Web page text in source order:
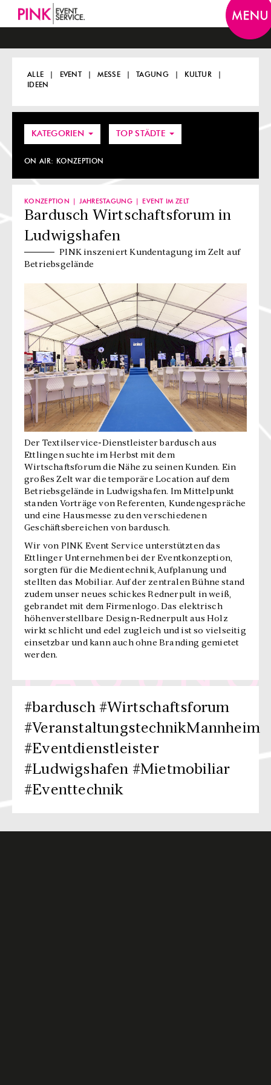
ALLE EVENT MESSE TAGUNG
KULTUR
IDEEN
KONZEPTION JAHRESTAGUNG EVENT IM ZELT
Bardusch Wirtschaftsforum in
Ludwigshafen
PINK inszeniert Kundentagung im Zelt auf
Betriebsgelände
Der Textilservice-Dienstleister bardusch aus
Ettlingen suchte im Herbst mit dem
Wirtschaftsforum die Nähe zu seinen Kunden. Ein
großes Zelt war die temporäre Location auf dem
Betriebsgelände in Ludwigshafen. Im Mittelpunkt
standen Vorträge von Referenten, Kundengespräche
und eine Hausmesse zu den verschiedenen
Geschäftsbereichen von bardusch.
Wir von PINK Event Service unterstützten das
Ettlinger Unternehmen bei der Eventkonzeption,
sorgten für die Medientechnik, Aufplanung und
stellten das Mobiliar. Auf der zentralen Bühne stand
zudem unser neues schickes Rednerpult in weiß,
gebrandet mit dem Firmenlogo. Das elektrisch
höhenverstellbare Design-Rednerpult aus Holz
wirkt schlicht und edel zugleich und ist so vielseitig
einsetzbar und kann auch ohne Branding gemietet
werden.
#bardusch #Wirtschaftsforum
#VeranstaltungstechnikMannheim
#Eventdienstleister
#Ludwigshafen #Mietmobiliar
#Eventtechnik
KATEGORIEN TOP STÄDTE
ON AIR: KONZEPTION